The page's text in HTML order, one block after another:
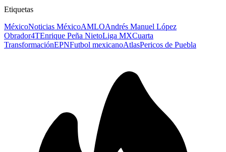
Etiquetas
MéxicoNoticias MéxicoAMLOAndrés Manuel López
Obrador4TEnrique Peña NietoLiga MXCuarta
TransformaciónEPNFutbol mexicanoAtlasPericos de Puebla